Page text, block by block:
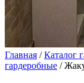
Главная /Каталог
гардеробные /